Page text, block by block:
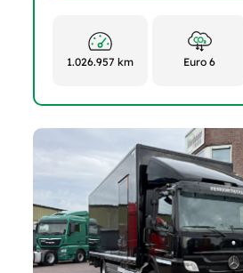
1.026.957 km Euro 6